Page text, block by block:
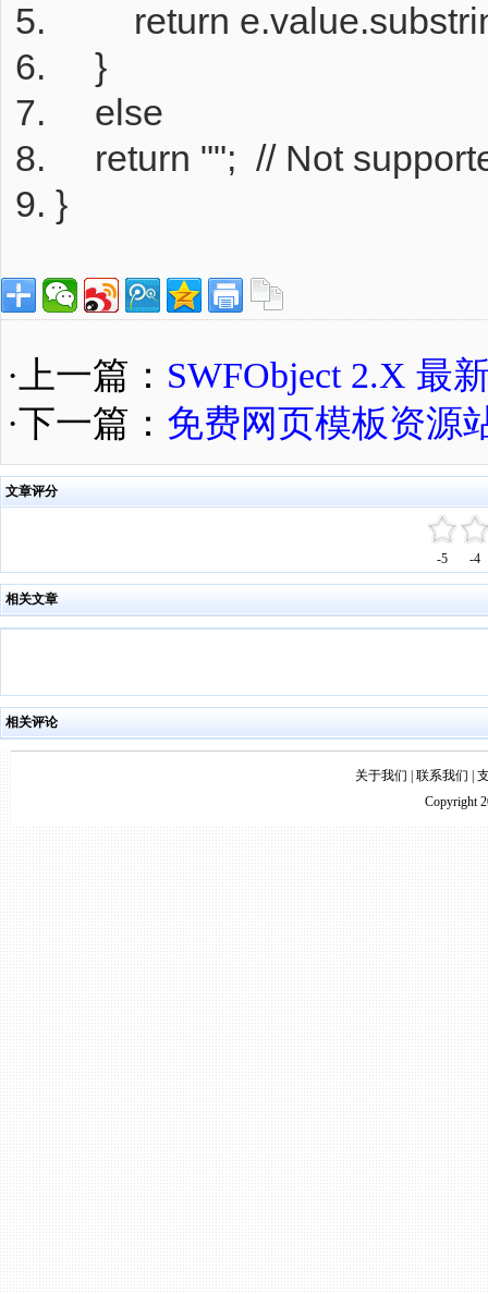
return
}
else
return ""; // Not
}
·上一篇： SWFObject 2.X 最
·下一篇： 免费网页模板资源
文章评分
-5 -4
相关文章
相关评论
关于我们 联系我们
Copyright